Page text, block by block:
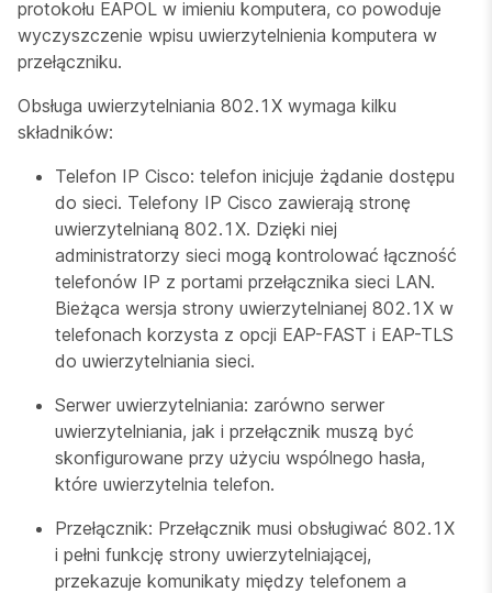
protokołu EAPOL w imieniu komputera, co powoduje
wyczyszczenie wpisu uwierzytelnienia komputera w
przełączniku.
Obsługa uwierzytelniania 802.1X wymaga kilku
składników:
Telefon IP Cisco: telefon inicjuje żądanie dostępu
do sieci. Telefony IP Cisco zawierają stronę
uwierzytelnianą 802.1X. Dzięki niej
administratorzy sieci mogą kontrolować łączność
telefonów IP z portami przełącznika sieci LAN.
Bieżąca wersja strony uwierzytelnianej 802.1X w
telefonach korzysta z opcji EAP-FAST i EAP-TLS
do uwierzytelniania sieci.
Serwer uwierzytelniania: zarówno serwer
uwierzytelniania, jak i przełącznik muszą być
skonfigurowane przy użyciu wspólnego hasła,
które uwierzytelnia telefon.
Przełącznik: Przełącznik musi obsługiwać 802.1X
i pełni funkcję strony uwierzytelniającej,
przekazuje komunikaty między telefonem a